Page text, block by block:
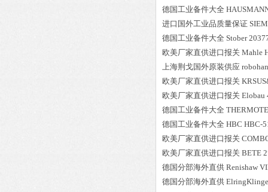
德国工业备件大全
进口国外工业品质量保证
德国工业备件大全 Stober
欧美厂家直供进口报关 Mahle
上海荆戈国外原装供应
欧美厂家直供进口报关
欧美厂家直供进口报关 Elobau
德国工业备件大全
德国工业备件大全 HBC HBC-
欧美厂家直供进口报关
欧美厂家直供进口报关 BETE
德国分部海外直供 Renishaw
德国分部海外直供